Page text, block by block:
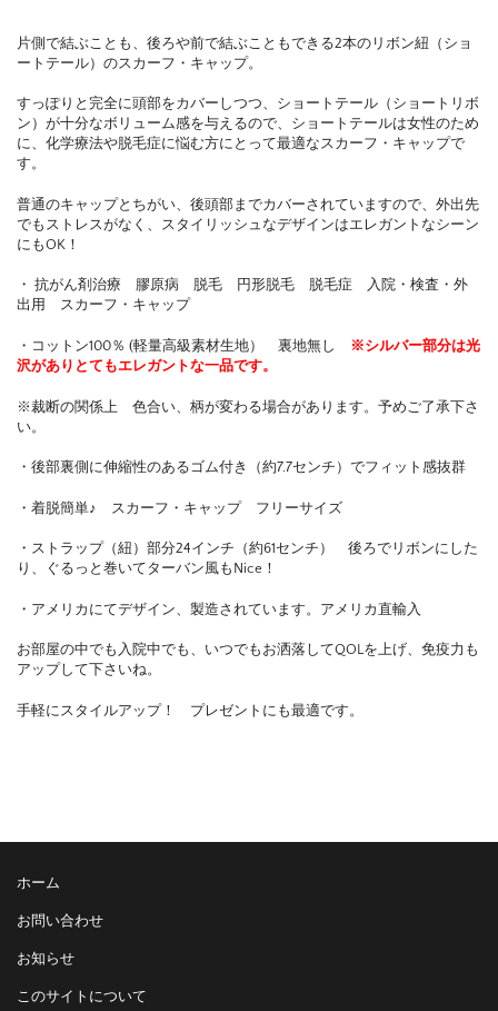
片側で結ぶことも、後ろや前で結ぶこともできる2本のリボン紐（ショ
ートテール）のスカーフ・キャップ。
すっぽりと完全に頭部をカバーしつつ、ショートテール（ショートリボ
ン）が十分なボリューム感を与えるので、ショートテールは女性のため
に、化学療法や脱毛症に悩む方にとって最適なスカーフ・キャップで
す。
普通のキャップとちがい、後頭部までカバーされていますので、外出先
でもストレスがなく、スタイリッシュなデザインはエレガントなシーン
にもOK！
・ 抗がん剤治療 膠原病 脱毛 円形脱毛 脱毛症 入院・検査・外
出用 スカーフ・キャップ
・コットン100％ (軽量高級素材生地） 裏地無し
※シルバー部分は光
沢がありとてもエレガントな一品です。
※裁断の関係上 色合い、柄が変わる場合があります。予めご了承下さ
い。
・後部裏側に伸縮性のあるゴム付き（約7.7センチ）でフィット感抜群
・着脱簡単♪ スカーフ・キャップ フリーサイズ
・ストラップ（紐）部分24インチ（約61センチ） 後ろでリボンにした
り、ぐるっと巻いてターバン風もNice！
・アメリカにてデザイン、製造されています。アメリカ直輸入
お部屋の中でも入院中でも、いつでもお洒落してQOLを上げ、免疫力も
アップして下さいね。
手軽にスタイルアップ！ プレゼントにも最適です。
ホーム
お問い合わせ
お知らせ
このサイトについて